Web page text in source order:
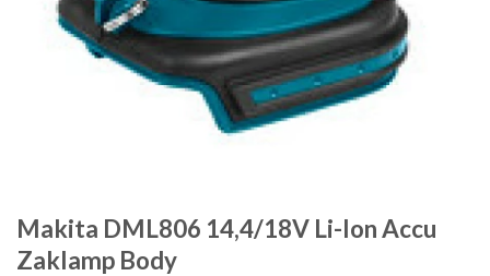
Makita DML806 14,4/18V Li-Ion Accu
Zaklamp Body